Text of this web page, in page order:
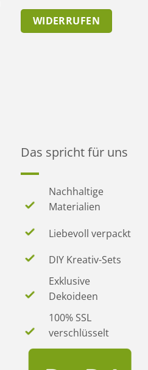
WIDERRUFEN
Das spricht für uns
Nachhaltige
Materialien
Liebevoll verpackt
DIY Kreativ-Sets
Exklusive
Dekoideen
100% SSL
verschlüsselt